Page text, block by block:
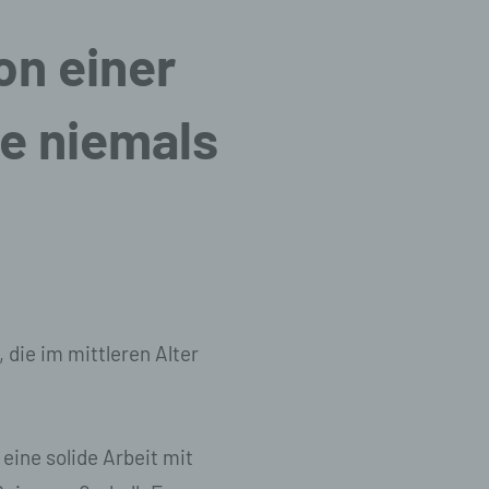
einer
niemals
die im mittleren Alter
solide Arbeit mit